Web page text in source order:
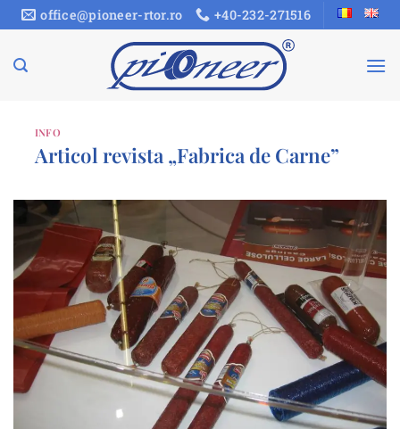
Sari
la
conținut
office@pioneer-rtor.ro +40-232-271516
INFO
Articol revista „Fabrica de Carne”